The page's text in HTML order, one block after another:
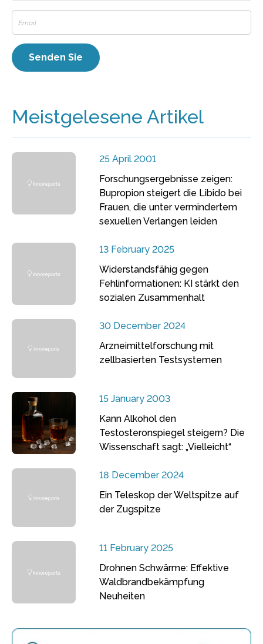
Meistgelesene Artikel
25 April 2001
Forschungsergebnisse zeigen:
Bupropion steigert die Libido bei
Frauen, die unter vermindertem
sexuellen Verlangen leiden
13 February 2025
Widerstandsfähig gegen
Fehlinformationen: KI stärkt den
sozialen Zusammenhalt
30 December 2024
Arzneimittelforschung mit
zellbasierten Testsystemen
15 January 2003
Kann Alkohol den
Testosteronspiegel steigern? Die
Wissenschaft sagt: „Vielleicht“
18 December 2024
Ein Teleskop der Weltspitze auf
der Zugspitze
11 February 2025
Drohnen Schwärme: Effektive
Waldbrandbekämpfung
Neuheiten